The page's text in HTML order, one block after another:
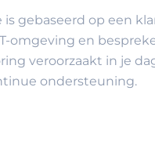
is gebaseerd op een
omgeving en
veroorzaakt in je
ondersteuning.